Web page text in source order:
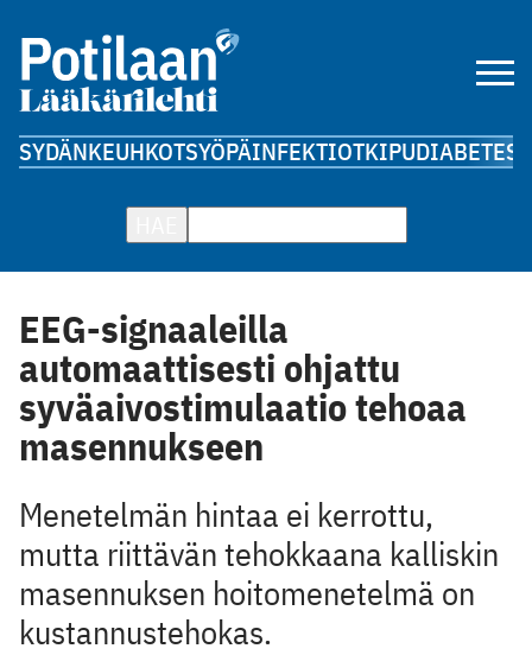
SYDÄNKEUHKOTSYÖPÄINFEKTIOTKIPUDIABETES
EEG-signaaleilla
automaattisesti ohjattu
syväaivostimulaatio tehoaa
masennukseen
Menetelmän hintaa ei kerrottu,
mutta riittävän tehokkaana kalliskin
masennuksen hoitomenetelmä on
kustannustehokas.